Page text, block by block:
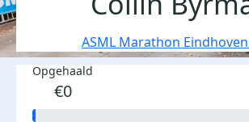
ASML Marathon
Opgehaald
€0